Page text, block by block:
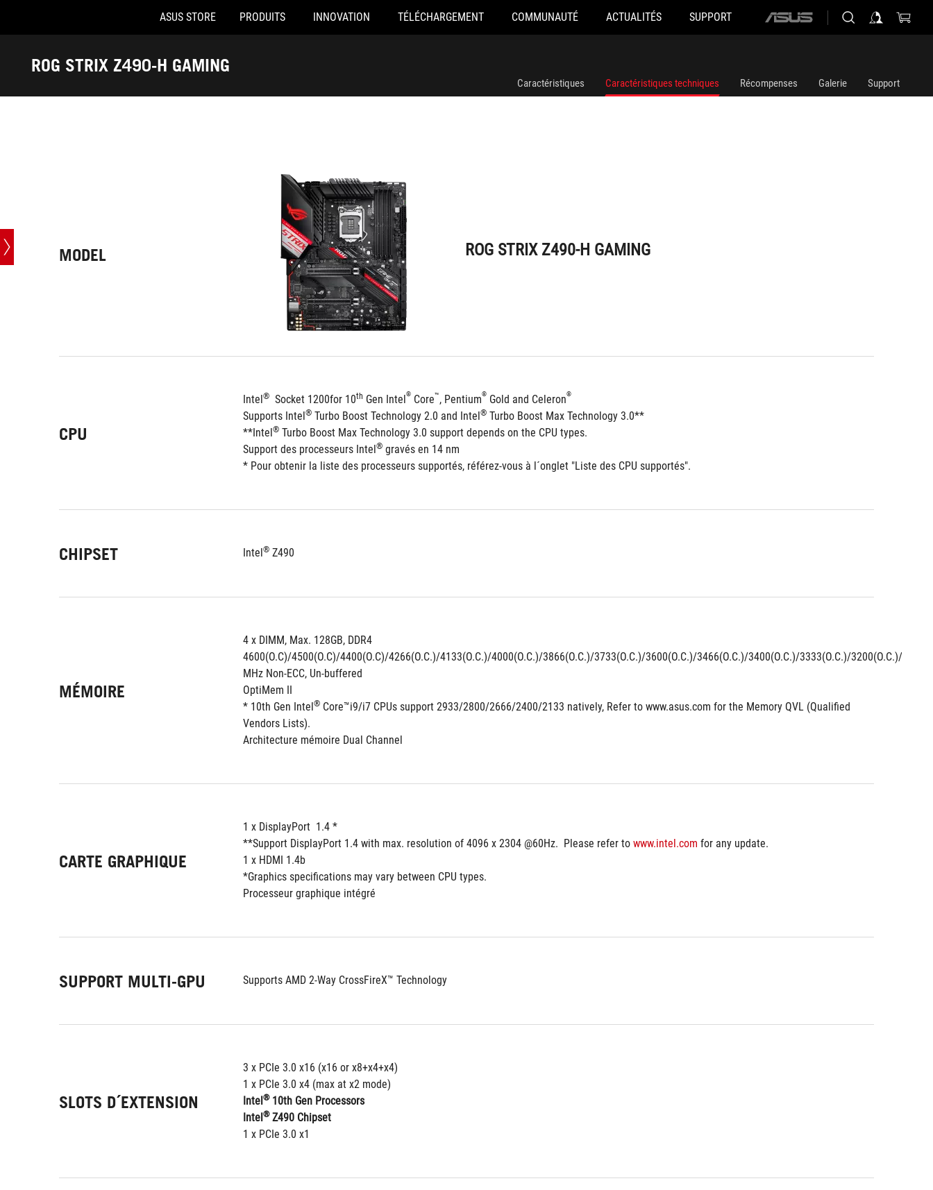
Accessibility links
ASUS STORE PRODUITS INNOVATION TÉLÉCHARGEMENT COMMUNAUTÉ ACTUALITÉS SUPPORT
ASUS
ROG STRIX Z490-H GAMING
Caractéristiques
Caractéristiques Caractéristiques techniques Récompenses Galerie Support
MODEL ROG STRIX Z490-H GAMING
CPU
Intel®
  Socket 1200for 10
th Gen Intel® Core™, Pentium® Gold and Celeron®
Supports Intel® Turbo Boost Technology 2.0 and Intel® Turbo Boost Max Technology 3.0**
**Intel® Turbo Boost Max Technology 3.0 support depends on the CPU types.
Support des processeurs Intel® gravés en 14 nm
* Pour obtenir la liste des processeurs supportés, référez-vous à l´onglet "Liste des CPU supportés".
CHIPSET Intel® Z490
MÉMOIRE
4 x DIMM, Max. 128GB, DDR4
4600(O.C)/4500(O.C)/4400(O.C)/4266(O.C.)/4133(O.C.)/4000(O.C.)/3866(O.C.)/3733(O.C.)/3600(O.C.)/3466(O.C.)/3400(O.C.)/3333(O.C.)/3200(O.C.)/
MHz Non-ECC, Un-buffered
OptiMem II
* 10th Gen Intel® Core™i9/i7 CPUs support 2933/2800/2666/2400/2133 natively, Refer to www.asus.com for the Memory QVL (Qualified
Vendors Lists).
Architecture mémoire Dual Channel
CARTE GRAPHIQUE
1 x DisplayPort  1.4 *
**Support DisplayPort 1.4 with max. resolution of 4096 x 2304 @60Hz.  Please refer to www.intel.com for any update.
1 x HDMI 1.4b
*Graphics specifications may vary between CPU types.
Processeur graphique intégré
SUPPORT MULTI-GPU Supports AMD 2-Way CrossFireX™ Technology
SLOTS D´EXTENSION
3 x PCIe 3.0 x16 (x16 or x8+x4+x4)
1 x PCIe 3.0 x4 (max at x2 mode)
Intel® 10th Gen Processors
Intel® Z490 Chipset
1 x PCIe 3.0 x1
ROG STRIX Z490-H GAMING